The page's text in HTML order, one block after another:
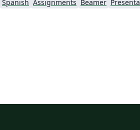
Spanish Assignments Beamer